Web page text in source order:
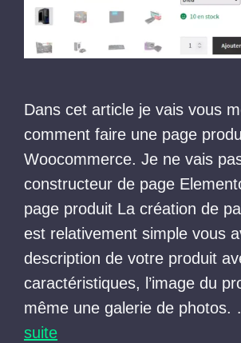
Dans cet article je vais vous
comment faire une page
Woocommerce. Je ne vais
constructeur de page
page produit La création de
est relativement simple vous
description de votre produit
caractéristiques, l’image du
même une galerie de photos.
suite